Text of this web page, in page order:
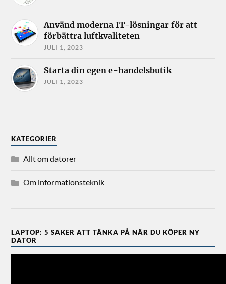
Använd moderna IT-lösningar för att
förbättra luftkvaliteten
JULI 1, 2023
Starta din egen e-handelsbutik
JULI 1, 2023
KATEGORIER
Allt om datorer
Om informationsteknik
LAPTOP: 5 SAKER ATT TÄNKA PÅ NÄR DU KÖPER NY
DATOR